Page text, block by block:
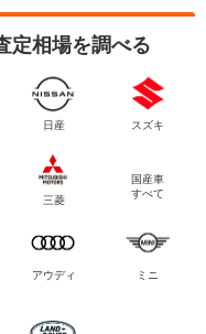
定相場を調べる
日産 スズキ
三菱
国産車
すべて
アウディ ミニ